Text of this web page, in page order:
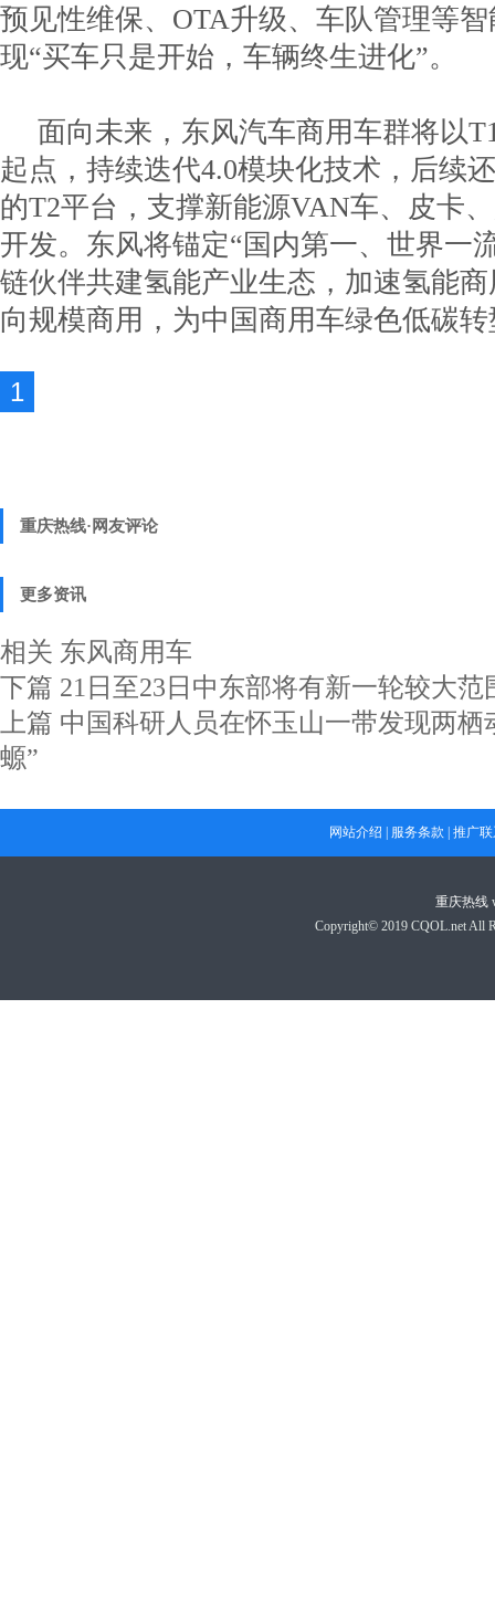
预见性维保、OTA升级、车队管理等
现“买车只是开始，车辆终生进化”。
面向未来，东风汽车商用车群将以
起点，持续迭代4.0模块化技术，后续
的T2平台，支撑新能源VAN车、皮卡
开发。东风将锚定“国内第一、世界一
链伙伴共建氢能产业生态，加速氢能
向规模商用，为中国商用车绿色低碳
1
重庆热线·网友评论
更多资讯
相关 东风商用车
下篇 21日至23日中东部将有新一轮较大范
上篇 中国科研人员在怀玉山一带发现两栖
螈”
网站介绍 服务条款 推广
重庆热线
Copyright© 2019 CQOL.net All